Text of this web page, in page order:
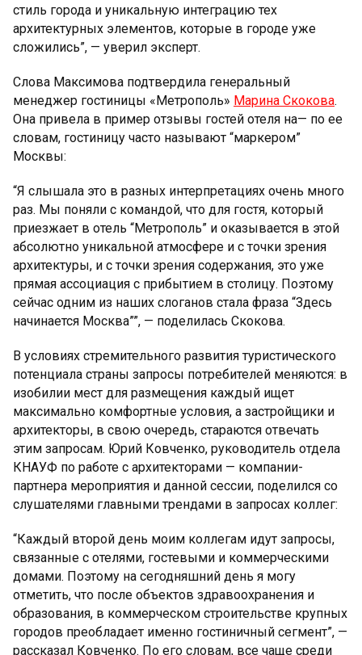
стиль города и уникальную интеграцию тех
архитектурных элементов, которые в городе уже
сложились”, — уверил эксперт.
Слова Максимова подтвердила генеральный
менеджер гостиницы «Метрополь» Марина Скокова.
Она привела в пример отзывы гостей отеля на— по ее
словам, гостиницу часто называют “маркером”
Москвы:
“Я слышала это в разных интерпретациях очень много
раз. Мы поняли с командой, что для гостя, который
приезжает в отель “Метрополь” и оказывается в этой
абсолютно уникальной атмосфере и с точки зрения
архитектуры, и с точки зрения содержания, это уже
прямая ассоциация с прибытием в столицу. Поэтому
сейчас одним из наших слоганов стала фраза “Здесь
начинается Москва””, — поделилась Скокова.
В условиях стремительного развития туристического
потенциала страны запросы потребителей меняются: в
изобилии мест для размещения каждый ищет
максимально комфортные условия, а застройщики и
архитекторы, в свою очередь, стараются отвечать
этим запросам. Юрий Ковченко, руководитель отдела
КНАУФ по работе с архитекторами — компании-
партнера мероприятия и данной сессии, поделился со
слушателями главными трендами в запросах коллег:
“Каждый второй день моим коллегам идут запросы,
связанные с отелями, гостевыми и коммерческими
домами. Поэтому на сегодняшний день я могу
отметить, что после объектов здравоохранения и
образования, в коммерческом строительстве крупных
городов преобладает именно гостиничный сегмент”, —
рассказал Ковченко. По его словам, все чаще среди